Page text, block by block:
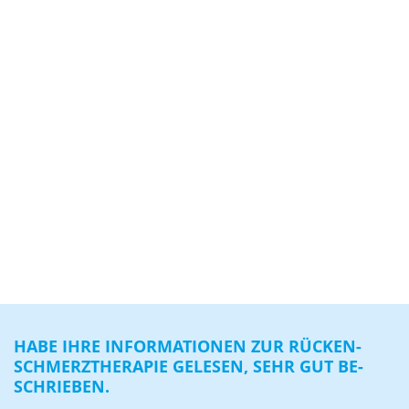
HABE IHRE IN­FOR­MA­TIO­NEN ZUR RÜ­CKEN­
SCHMERZ­THE­RA­PIE GE­LE­SEN, SEHR GUT BE­
SCHRIE­BEN.